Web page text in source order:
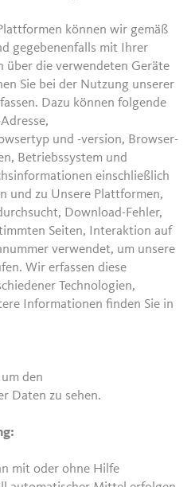
können wir gemäß
gegebenenfalls mit Ihrer
die verwendeten Geräte
Sie bei der Nutzung unserer
Dazu können folgende
und -version, Browser-
Betriebssystem und
einschließlich
und zu Unsere Plattformen,
Download-Fehler,
Seiten, Interaktion auf
verwendet, um unsere
Wir erfassen diese
Technologien,
Informationen finden Sie in
um den
Daten zu sehen.
mit oder ohne Hilfe